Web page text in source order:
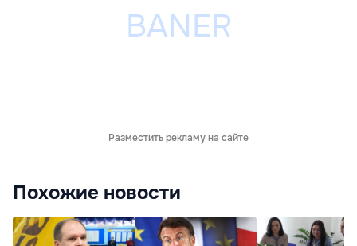
Разместить рекламу на сайте
Похожие новости